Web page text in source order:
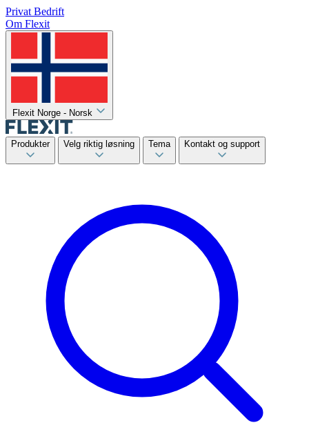
Privat Bedrift
Om Flexit
Flexit Norge - Norsk
Produkter Velg riktig løsning Tema Kontakt og support